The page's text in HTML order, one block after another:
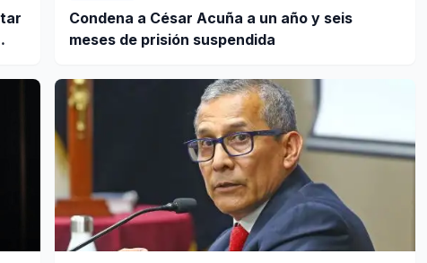
Condena a César Acuña a un año y seis
meses de prisión suspendida